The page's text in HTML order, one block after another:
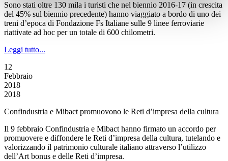
Sono stati oltre 130 mila i turisti che nel biennio 2016-17 (in crescita
del 45% sul biennio precedente) hanno viaggiato a bordo di uno dei
treni d’epoca di Fondazione Fs Italiane sulle 9 linee ferroviarie
riattivate ad hoc per un totale di 600 chilometri.
Leggi tutto...
12
Febbraio
2018
2018
Confindustria e Mibact promuovono le Reti d’impresa della cultura
Il 9 febbraio Confindustria e Mibact hanno firmato un accordo per
promuovere e diffondere le Reti d’impresa della cultura, tutelando e
valorizzando il patrimonio culturale italiano attraverso l’utilizzo
dell’Art bonus e delle Reti d’impresa.